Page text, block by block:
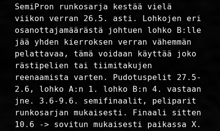
SemiPron runkosarja kestää vielä
viikon verran 26.5. asti. Lohkojen eri
osanottajamäärästä johtuen lohko B:lle
jää yhden kierroksen verran vähemmän
pelattavaa, tämä voidaan käyttää joko
rästipelien tai tiimitakujen
reenaamista varten. Pudotuspelit 27.5-
2.6, lohko A:n 1. lohko B:n 4. vastaan
jne. 3.6-9.6. semifinaalit, peliparit
runkosarjan mukaisesti. Finaali sitten
10.6 -> sovitun mukaisesti paikassa X.